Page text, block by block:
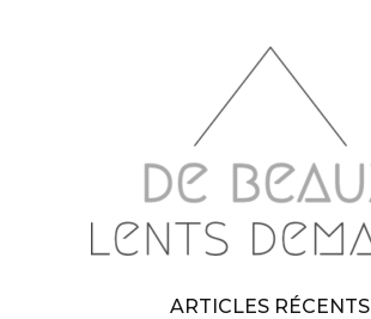
ARTICLES RÉCENTS